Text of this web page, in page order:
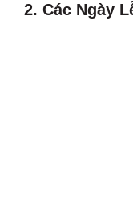
2. Các Ngày